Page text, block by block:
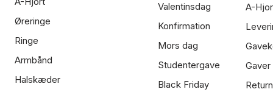
Øreringe
Ringe
Armbånd
Halskæder
Valentinsdag
Konfirmation
Mors dag
Studentergave
Black Friday
A-